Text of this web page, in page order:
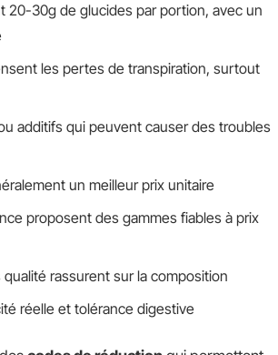
20-30g de glucides par portion, avec un
les pertes de transpiration, surtout
additifs qui peuvent causer des troubles
un meilleur prix unitaire
proposent des gammes fiables à prix
rassurent sur la composition
réelle et tolérance digestive